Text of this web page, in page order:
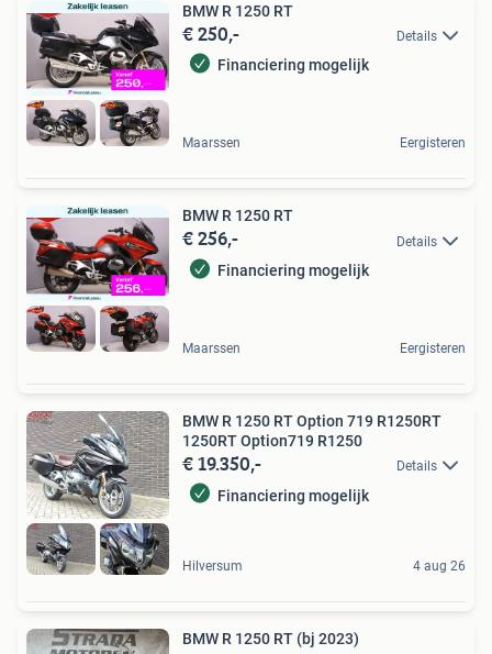
BMW R 1250 RT
€ 250,- Details
Financiering mogelijk
Maarssen Eergisteren
BMW R 1250 RT
€ 256,- Details
Financiering mogelijk
Maarssen Eergisteren
BMW R 1250 RT Option 719 R1250RT
1250RT Option719 R1250
€ 19.350,- Details
Financiering mogelijk
Hilversum 4 aug 26
BMW R 1250 RT (bj 2023)